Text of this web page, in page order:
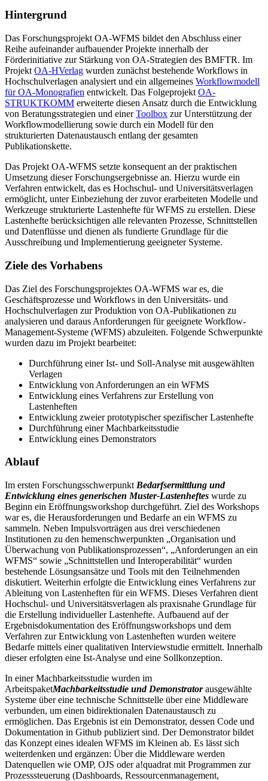
Hintergrund
Das Forschungsprojekt OA-WFMS bildet den Abschluss einer
Reihe aufeinander aufbauender Projekte innerhalb der
Förderinitiative zur Stärkung von OA-Strategien des BMFTR. Im
Projekt OA-HVerlag wurden zunächst bestehende Workflows in
Hochschulverlagen analysiert und ein allgemeines Workflowmodell
für OA-Monografien entwickelt. Das Folgeprojekt OA-
STRUKTKOMM erweiterte diesen Ansatz durch die Entwicklung
von Beratungsstrategien und einerToolbox zur Unterstützung der
Workflowmodellierung sowie durch ein Modell für den
strukturierten Datenaustausch entlang der gesamten
Publikationskette.
Das Projekt OA-WFMS setzte konsequent an der praktischen
Umsetzung dieser Forschungsergebnisse an. Hierzu wurde ein
Verfahren entwickelt, das es Hochschul- und Universitätsverlagen
ermöglicht, unter Einbeziehung der zuvor erarbeiteten Modelle und
Werkzeuge strukturierte Lastenhefte für WFMS zu erstellen. Diese
Lastenhefte berücksichtigen alle relevanten Prozesse, Schnittstellen
und Datenflüsse und dienen als fundierte Grundlage für die
Ausschreibung und Implementierung geeigneter Systeme.
Ziele des Vorhabens
Das Ziel des Forschungsprojektes OA-WFMS war es, die
Geschäftsprozesse und Workflows in den Universitäts- und
Hochschulverlagen zur Produktion von OA-Publikationen zu
analysieren und daraus Anforderungen für geeignete Workflow-
Management-Systeme (WFMS) abzuleiten. Folgende Schwerpunkte
wurden dazu im Projekt bearbeitet:
Durchführung einer Ist- und Soll-Analyse mit ausgewählten
Verlagen
Entwicklung von Anforderungen an ein WFMS
Entwicklung eines Verfahrens zur Erstellung von
Lastenheften
Entwicklung zweier prototypischer spezifischer Lastenhefte
Durchführung einer Machbarkeitsstudie
Entwicklung eines Demonstrators
Ablauf
Im ersten Forschungsschwerpunkt Bedarfsermittlung und
Entwicklung eines generischen Muster-Lastenheftes wurde zu
Beginn ein Eröffnungsworkshop durchgeführt. Ziel des Workshops
war es, die Herausforderungen und Bedarfe an ein WFMS zu
sammeln. Neben Impulsvorträgen aus drei verschiedenen
Institutionen zu den hemenschwerpunkten „Organisation und
Überwachung von Publikationsprozessen“, „Anforderungen an ein
WFMS“ sowie „Schnittstellen und Interoperabilität“ wurden
bestehende Lösungsansätze und Tools mit den Teilnehmenden
diskutiert. Weiterhin erfolgte die Entwicklung eines Verfahrens zur
Ableitung von Lastenheften für ein WFMS. Dieses Verfahren dient
Hochschul- und Universitätsverlagen als praxisnahe Grundlage für
die Erstellung individueller Lastenhefte. Aufbauend auf der
Ergebnisdokumentation des Eröffnungsworkshops und dem
Verfahren zur Entwicklung von Lastenheften wurden weitere
Bedarfe mittels einer qualitativen Interviewstudie ermittelt. Innerhalb
dieser erfolgten eine Ist-Analyse und eine Sollkonzeption.
In einer Machbarkeitsstudie wurden im
ArbeitspaketMachbarkeitsstudie und Demonstratorausgewählte
Systeme über eine technische Schnittstelle über eine Middleware
verbunden, um einen bidirektionalen Datenaustausch zu
ermöglichen. Das Ergebnis ist ein Demonstrator, dessen Code und
Dokumentation in Github publiziert sind. Der Demonstrator bildet
das Konzept eines idealen WFMS im Kleinen ab. Es lässt sich
weiterdenken und ergänzen: Über die Middleware werden
Datenquellen wie OMP, OJS oder a!quadrat mit Programmen zur
Prozesssteuerung (Dashboards, Ressourcenmanagement,